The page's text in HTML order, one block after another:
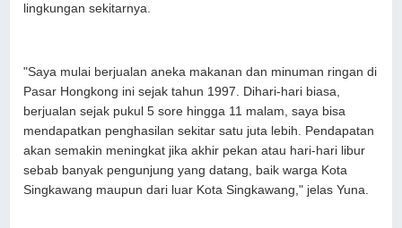
lingkungan sekitarnya.
"Saya mulai berjualan aneka makanan dan minuman ringan di
Pasar Hongkong ini sejak tahun 1997. Dihari-hari biasa,
berjualan sejak pukul 5 sore hingga 11 malam, saya bisa
mendapatkan penghasilan sekitar satu juta lebih. Pendapatan
akan semakin meningkat jika akhir pekan atau hari-hari libur
sebab banyak pengunjung yang datang, baik warga Kota
Singkawang maupun dari luar Kota Singkawang," jelas Yuna.